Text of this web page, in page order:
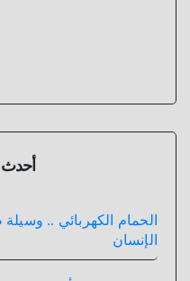
أحدث
الحمام الكهربائي ..
الإنسان